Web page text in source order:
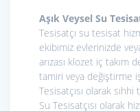
Aşık Veysel Su
Tesisatçı su tesisat
ekibimiz evlerinizde
arızası klozet iç takım
tamiri veya değiştirme
Tesisatçısı olarak
Su Tesisatçısı olarak